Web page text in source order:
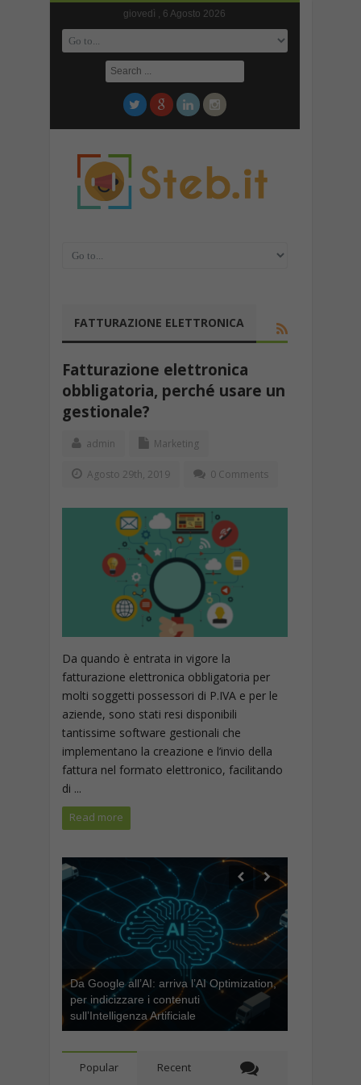
giovedì , 6 Agosto 2026
FATTURAZIONE ELETTRONICA
Fatturazione elettronica
obbligatoria, perché usare un
gestionale?
admin Marketing
Agosto 29th, 2019 0 Comments
Da quando è entrata in vigore la
fatturazione elettronica obbligatoria per
molti soggetti possessori di P.IVA e per le
aziende, sono stati resi disponibili
tantissime software gestionali che
implementano la creazione e l’invio della
fattura nel formato elettronico, facilitando
di ...
Read more
Da Google all’AI: arriva l’AI Optimization,
per indicizzare i contenuti
sull’Intelligenza Artificiale
Popular Recent